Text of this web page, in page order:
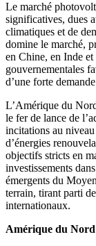
Le marché
significatives, dues
climatiques et de
domine le marché,
en Chine, en Inde
gouvernementales
d’une forte
L’Amérique du
le fer de lance de
incitations au
d’énergies
objectifs stricts en
investissements
émergents du
terrain, tirant parti
internationaux.
Amérique du Nord